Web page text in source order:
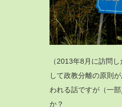
（2013年8月に訪問
して政教分離の原則
われる話ですが（一部
か？